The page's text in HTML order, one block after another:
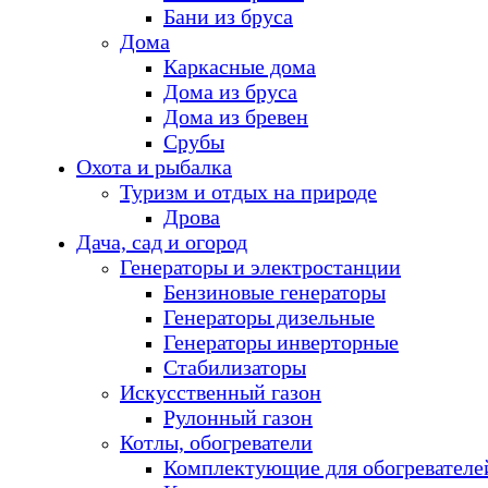
Бани из бруса
Дома
Каркасные дома
Дома из бруса
Дома из бревен
Срубы
Охота и рыбалка
Туризм и отдых на природе
Дрова
Дача, сад и огород
Генераторы и электростанции
Бензиновые генераторы
Генераторы дизельные
Генераторы инверторные
Стабилизаторы
Искусственный газон
Рулонный газон
Котлы, обогреватели
Комплектующие для